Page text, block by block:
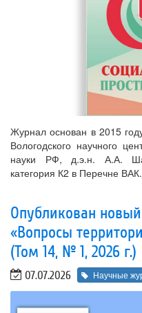
Журнал основан в 2015
Вологодского научного
науки РФ, д.э.н. А.А.
категория К2 в Перечне ВАК.
Опубликован
«Вопросы
(Том 14, № 1, 2026 г.)
07.07.2026 Научные